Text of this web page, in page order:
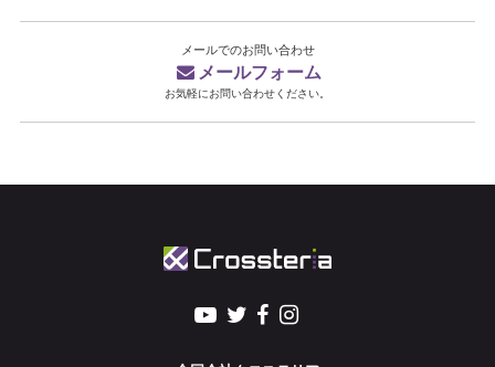
メールでのお問い合わせ
メールフォーム
お気軽にお問い合わせください。